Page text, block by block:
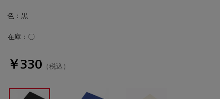
色 ：黒
在庫：〇
￥330 （税込）